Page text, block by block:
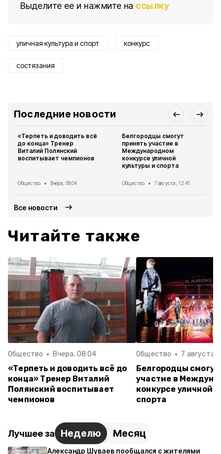
Выделите ее и нажмите на ссылку
уличная культура и спорт конкурс
состязания
Последние новости
«Терпеть и доводить всё
до конца» Тренер
Виталий Полянский
воспитывает чемпионов
Общество Вчера, 08:04
Белгородцы смогут
принять участие в
Международном
конкурсе уличной
культуры и спорта
Общество 7 августа , 12:41
Все новости
Читайте также
Общество Вчера, 08:04
«Терпеть и доводить всё до
конца» Тренер Виталий
Полянский воспитывает
чемпионов
Общество 7 августа ,
Белгородцы
участие в
конкурсе уличной
спорта
Лучшее за Неделю Месяц
Александр Шуваев пообщался с жителями